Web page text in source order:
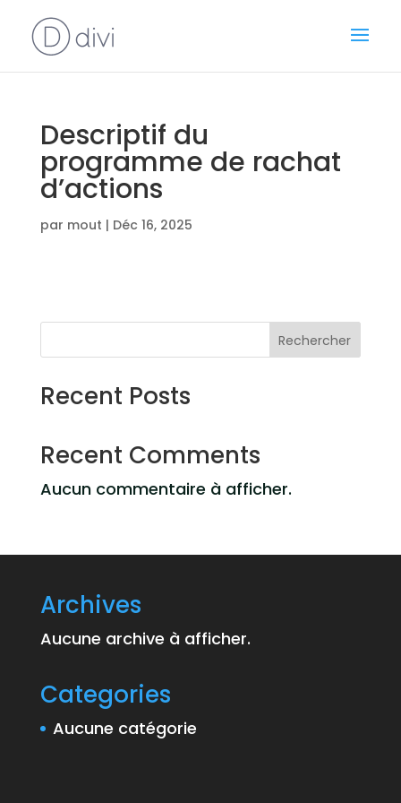
Descriptif du
programme de rachat
d’actions
par mout | Déc 16, 2025
Rechercher
Recent Posts
Recent Comments
Aucun commentaire à afficher.
Archives
Aucune archive à afficher.
Categories
Aucune catégorie